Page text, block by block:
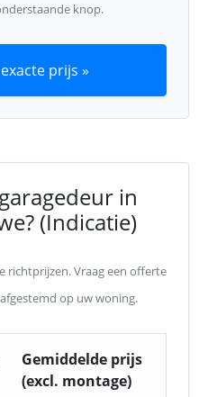
knop.
prijs »
in
(Indicatie)
richtprijzen. Vraag een offerte
op uw woning.
Gemiddelde prijs
(excl. montage)